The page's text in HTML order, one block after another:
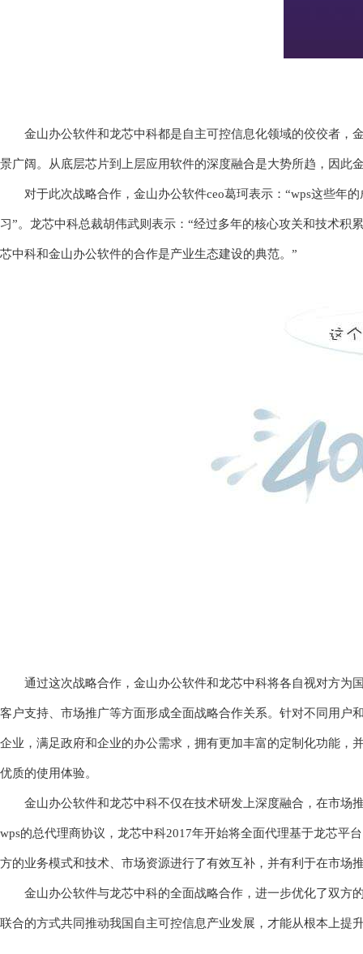
金山办公软件和龙芯中科都是自主可控信息化领域的佼佼者
景广阔。从底层芯片到上层应用软件的深度融合是大势所趋，因此
对于此次战略合作，金山办公软件ceo葛珂表示：“wps这些年
习”。龙芯中科总裁胡伟武则表示：“经过多年的核心攻关和技术
芯中科和金山办公软件的合作是产业生态建设的典范。”
通过这次战略合作，金山办公软件和龙芯中科将各自视对方为
客户支持、市场推广等方面形成全面战略合作关系。针对不同用户
企业，满足政府和企业的办公需求，拥有更加丰富的定制化功能，
优质的使用体验。
金山办公软件和龙芯中科不仅在技术研发上深度融合，在市场
wps的总代理商协议，龙芯中科2017年开始将全面代理基于龙芯平
方的业务模式和技术、市场资源进行了有效互补，并有利于在市场
金山办公软件与龙芯中科的全面战略合作，进一步优化了双方
联合的方式共同推动我国自主可控信息产业发展，才能从根本上提